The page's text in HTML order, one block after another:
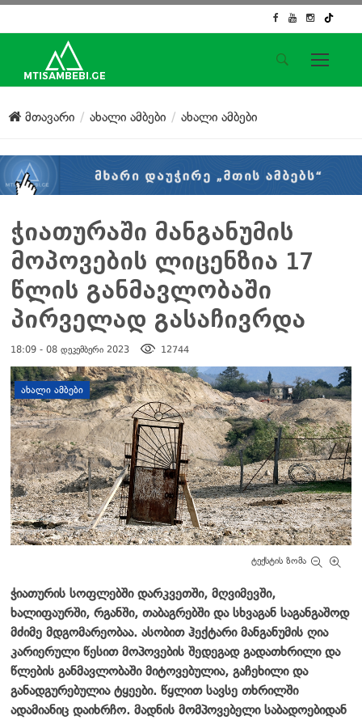
საიტის მენიუ
მთავარი
ქართული საქმე
კონტაქტი
სოციალური ქსელები
მთავარი ახალი ამბები ახალი ამბები
ჭიათურაში მანგანუმის
მოპოვების ლიცენზია 17
წლის განმავლობაში
პირველად გასაჩივრდა
18:09 - 08 დეკემბერი 2023 12744
დატოვე კომენტარი
ᲐᲮᲐᲚᲘ ᲐᲛᲑᲔᲑᲘ
ტექსტის ზომა
ჭიათურის სოფლებში დარკვეთში, მღვიმევში,
ხალიფაურში, რგანში, თაბაგრებში და სხვაგან საგანგაშოდ
მძიმე მდგომარეობაა. ასობით ჰექტარი მანგანუმის ღია
კარიერული წესით მოპოვების შედეგად გადათხრილი და
წლების განმავლობაში მიტოვებულია, გაჩეხილი და
განადგურებულია ტყეები. წყლით სავსე თხრილში
ადამიანიც დაიხრჩო. მადნის მომპოვებელი საბადოებიდან